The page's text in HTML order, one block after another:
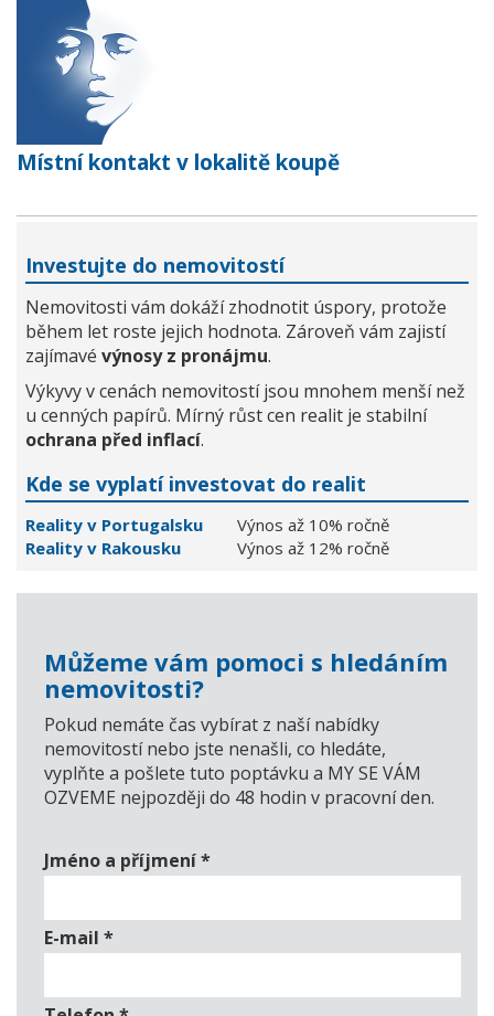
Místní kontakt v lokalitě koupě
Investujte do nemovitostí
Nemovitosti vám dokáží zhodnotit úspory, protože
během let roste jejich hodnota. Zároveň vám zajistí
zajímavé výnosy z pronájmu.
Výkyvy v cenách nemovitostí jsou mnohem menší než
u cenných papírů. Mírný růst cen realit je stabilní
ochrana před inflací.
Kde se vyplatí investovat do realit
Reality v Portugalsku
Výnos až 10% ročně
Reality v Rakousku
Výnos až 12% ročně
Můžeme vám pomoci s hledáním
nemovitosti?
Pokud nemáte čas vybírat z naší nabídky
nemovitostí nebo jste nenašli, co hledáte,
vyplňte a pošlete tuto poptávku a MY SE VÁM
OZVEME nejpozději do 48 hodin v pracovní den.
Jméno a příjmení*
E-mail *